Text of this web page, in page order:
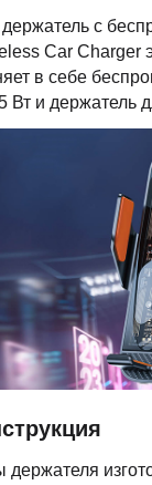
с
Car Charger
в себе
Вт и держатель